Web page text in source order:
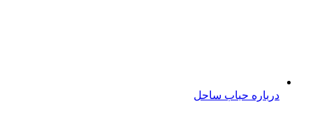
درباره حباب ساحل